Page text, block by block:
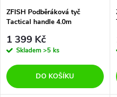
ZFISH Podběráková tyč
Tactical handle 4.0m
1 399 Kč
Skladem >5 ks
DO KOŠÍKU